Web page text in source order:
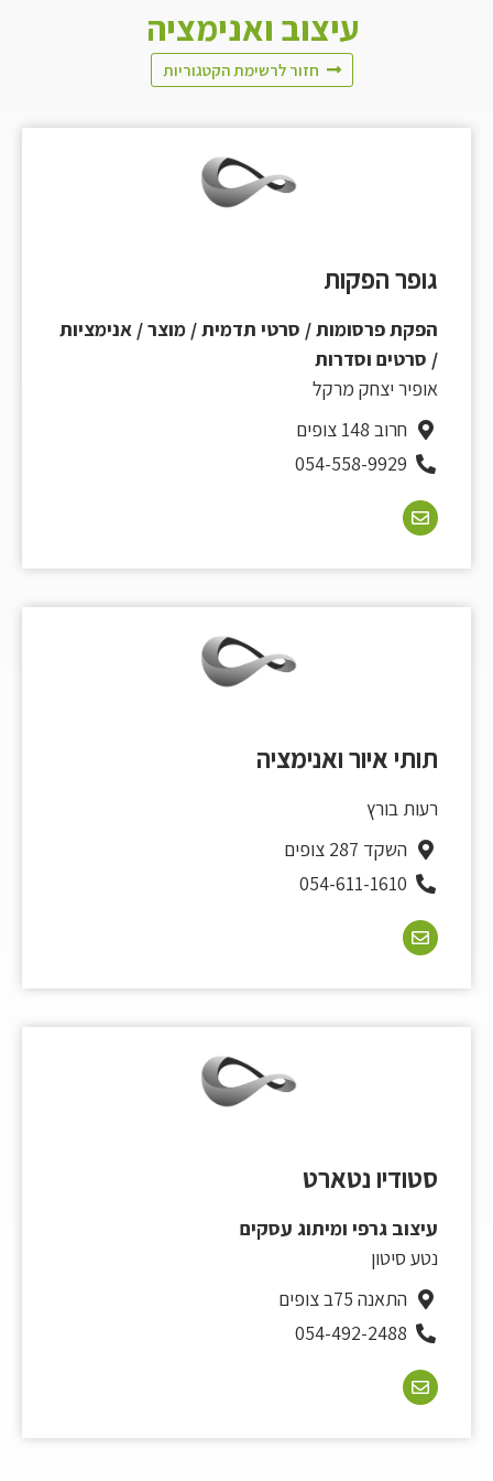
חזור לרשימת הקטגוריות
עיצוב ואנימציה
גופר הפקות
הפקת פרסומות / סרטי תדמית / מוצר / אנימציות
/ סרטים וסדרות
אופיר יצחק מרקל
חרוב 148 צופים
054-558-9929
תותי איור ואנימציה
רעות בורץ
השקד 287 צופים
054-611-1610
סטודיו נטארט
עיצוב גרפי ומיתוג עסקים
נטע סיטון
התאנה 75ב צופים
054-492-2488